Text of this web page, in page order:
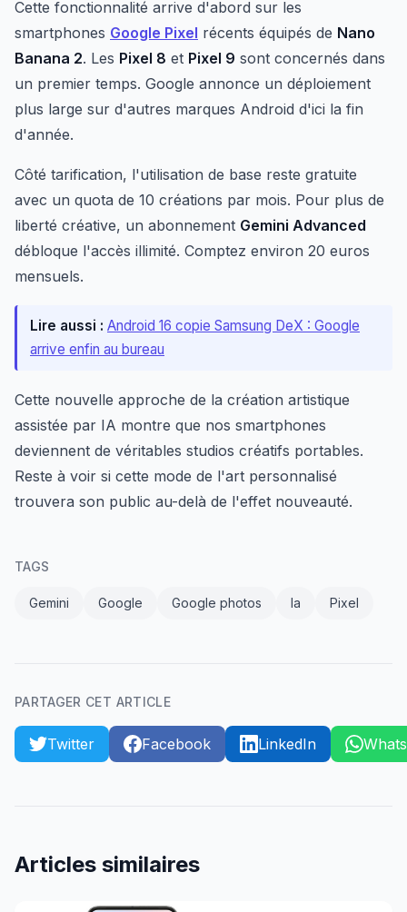
Cette fonctionnalité arrive d'abord sur les
smartphones Google Pixel récents équipés de Nano
Banana 2. Les Pixel 8 et Pixel 9 sont concernés dans
un premier temps. Google annonce un déploiement
plus large sur d'autres marques Android d'ici la fin
d'année.
Côté tarification, l'utilisation de base reste gratuite
avec un quota de 10 créations par mois. Pour plus de
liberté créative, un abonnement Gemini Advanced
débloque l'accès illimité. Comptez environ 20 euros
mensuels.
Lire aussi : Android 16 copie Samsung DeX : Google
arrive enfin au bureau
Cette nouvelle approche de la création artistique
assistée par IA montre que nos smartphones
deviennent de véritables studios créatifs portables.
Reste à voir si cette mode de l'art personnalisé
trouvera son public au-delà de l'effet nouveauté.
TAGS
Gemini Google Google photos Ia Pixel
PARTAGER CET ARTICLE
Twitter Facebook LinkedIn
Articles similaires